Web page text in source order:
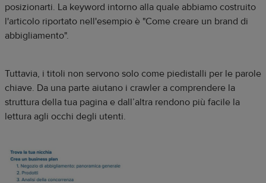
posizionarti. La keyword intorno alla quale abbiamo costruito
l'articolo riportato nell'esempio è "Come creare un brand di
abbigliamento".
Tuttavia, i titoli non servono solo come piedistalli per le parole
chiave. Da una parte aiutano i crawler a comprendere la
struttura della tua pagina e dall’altra rendono più facile la
lettura agli occhi degli utenti.